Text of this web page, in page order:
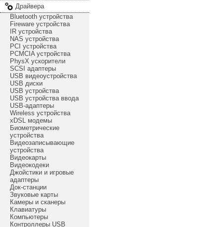
Драйвера
Bluetooth устройства
Fireware устройства
IR устройства
NAS устройства
PCI устройства
PCMCIA устройства
PhysX ускорители
SCSI адаптеры
USB видеоустройства
USB диски
USB устройства
USB устройства ввода
USB-адаптеры
Wireless устройства
xDSL модемы
Биометрические
устройства
Видеозаписывающие
устройства
Видеокарты
Видеокодеки
Джойстики и игровые
адаптеры
Док-станции
Звуковые карты
Камеры и сканеры
Клавиатуры
Компьютеры
Контроллеры USB